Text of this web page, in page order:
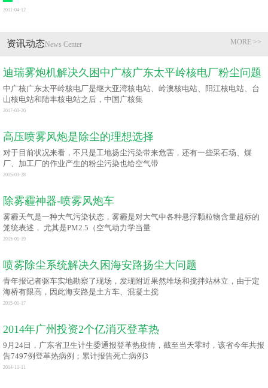
2011-04-12
MORE >>
资讯动态News Center
迪瑞雾炮机解决久困中广核广东太平岭核电厂粉尘问题
中广核广东太平岭核电厂是继大亚湾核电站、岭澳核电站、阳江核电站、台
山核电站和陆丰核电站之后，中国广核集
2017-03-20
高压喷雾风炮是除尘的理想选择
对于目前状况来看，不只是工地扬尘污染带来危害，还有一些采石场、煤
厂、加工厂的作业产生的粉尘污染也给空气带
2015-03-28
除雾霾神器-喷雾风炮车
雾霾天气是一种大气污染状态，雾霾是对大气中各种悬浮颗粒物含量超标的
笼统表述， 尤其是PM2.5（空气动力学当量
2015-01-19
喷雾除尘系统解决久困海安路扬尘大问题
青年报记者驱车实地勘察了现场，发现附近果然堆场和搅拌站林立，由于定
海桥有限高，因此海安路是土方车、混凝土搅
2015-01-17
2014年广州投资2个亿消灭登革热
9月24日，广东省卫生计生委通报登革热疫情，截至当天零时，该省今年共报
告7497例登革热病例；累计报告死亡病例3
2014-11-11